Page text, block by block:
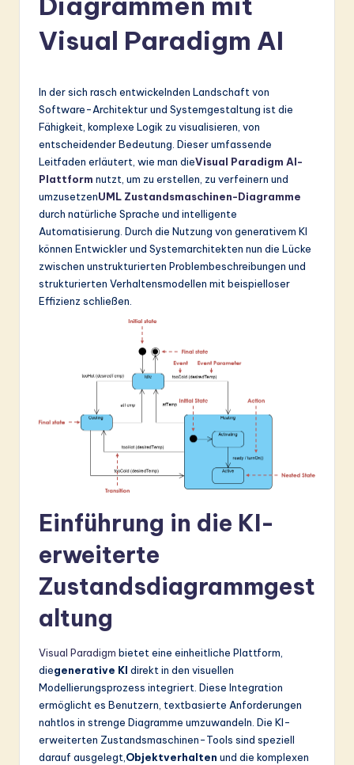
m
L
in
o
In
ti
o
Visual Paradigm AI
In der sich rasch entwickelnden Landschaft von
Software-Architektur und Systemgestaltung ist die
Fähigkeit, komplexe Logik zu visualisieren, von
entscheidender Bedeutung. Dieser umfassende
Leitfaden erläutert, wie man dieVisual Paradigm AI-
Plattform nutzt, um zu erstellen, zu verfeinern und
umzusetzenUML Zustandsmaschinen-Diagramme
durch natürliche Sprache und intelligente
Automatisierung. Durch die Nutzung von generativem KI
können Entwickler und Systemarchitekten nun die Lücke
zwischen unstrukturierten Problembeschreibungen und
strukturierten Verhaltensmodellen mit beispielloser
Effizienz schließen.
Einführung in die KI-
erweiterte
Zustandsdiagrammgest
altung
Visual Paradigm bietet eine einheitliche Plattform,
diegenerative KI direkt in den visuellen
Modellierungsprozess integriert. Diese Integration
ermöglicht es Benutzern, textbasierte Anforderungen
nahtlos in strenge Diagramme umzuwandeln. Die KI-
erweiterten Zustandsmaschinen-Tools sind speziell
darauf ausgelegt,Objektverhalten und die komplexen